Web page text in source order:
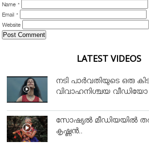
Name *
Email *
Website
LATEST VIDEOS
നടി പാർവതിയുടെ ഒരു
വിവാഹനിശ്ചയ വീഡിയോ
സോഷ്യൽ മീഡിയയിൽ
കൃഷ്ണൻ..